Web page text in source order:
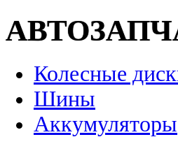
Колесные
Шины
Аккумуляторы